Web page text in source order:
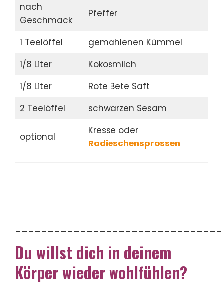
nach
Geschmack
Pfeffer
1 Teelöffel
gemahlenen Kümmel
1/8 Liter
Kokosmilch
1/8 Liter
Rote Bete Saft
2 Teelöffel
schwarzen Sesam
optional
Kresse oder
Radieschensprossen
Du willst dich in deinem
Körper wieder wohlfühlen?